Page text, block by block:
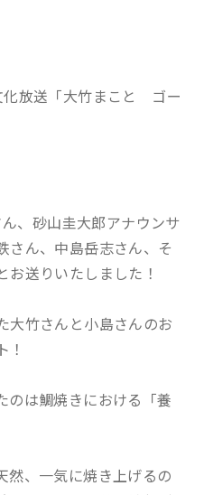
化放送「大竹まこと ゴー
、砂山圭大郎アナウンサ
さん、中島岳志さん、そ
お送りいたしました！
大竹さんと小島さんのお
！
のは鯛焼きにおける「養
然、一気に焼き上げるの